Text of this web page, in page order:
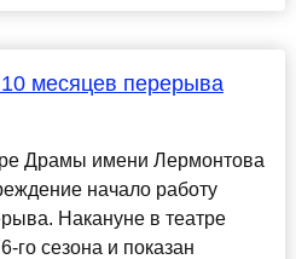
месяцев перерыва
Драмы имени Лермонтова
начало работу
Накануне в театре
го сезона и показан